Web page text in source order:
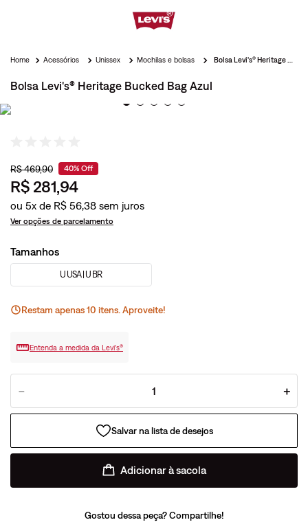
Acessórios Unissex Mochilas e bolsas
Bolsa Levi's® Heritage Bucked Bag Azul
R$469,90 40% Off
R$ 281,94
ou 5x de R$ 56,38
Ver opções de parcelamento
Tamanhos
U USA | U BR
Restam apenas10 itens. Aproveite!
Entenda a medida da Levi’s®
＋
－
Adicionar à sacola
Gostou dessa peça? Compartilhe!